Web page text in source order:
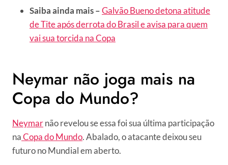
Saiba ainda mais –Galvão Bueno detona atitude
de Tite após derrota do Brasil e avisa para quem
vai sua torcida na Copa
Neymar não joga mais na
Copa do Mundo?
Neymarnão revelou se essa foi sua última participação
naCopa do Mundo. Abalado, o atacante deixou seu
futuro no Mundial em aberto.